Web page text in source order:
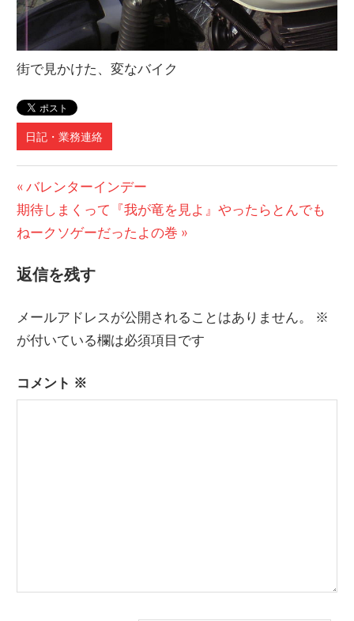
街で見かけた、変なバイク
日記・業務連絡
投
稿
ビ
ゲ
ー
シ
ョ
前
の
記
バレンターインデー
次
の
事:
期待しまくって『我が竜を見よ』やったらとんでも
ねークソゲーだったよの巻
返信を残す
メールアドレスが公開されることはありません。
※
が付いている欄は必須項目です
コメント ※